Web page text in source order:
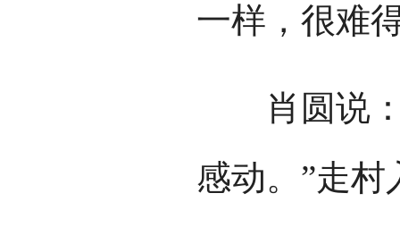
一样，很难
肖圆说：“
感动。”走